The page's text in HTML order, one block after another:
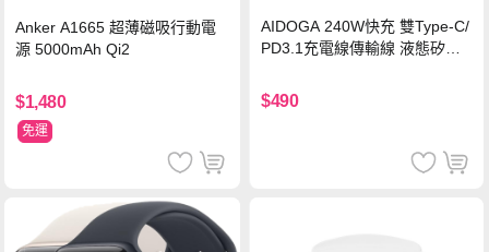
Anker A1665 超薄磁吸行動電
源 5000mAh Qi2
$1,480
免運
AIDOGA 240W快充 雙Type-C/
PD3.1充電線傳輸線 液態矽膠
機/平板/筆電
$490